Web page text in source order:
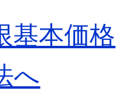
基本価格
へ